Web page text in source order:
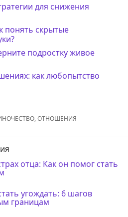
для снижения
понять скрытые
подростку живое
как любопытство
,ОТНОШЕНИЯ
отца: Как он помог стать
угождать: 6 шагов
границам